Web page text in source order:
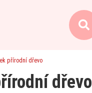
přírodní dřevo
dřevo